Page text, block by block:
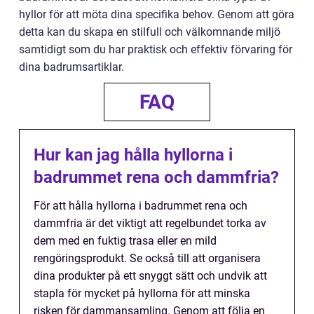
hyllor för att möta dina specifika behov. Genom att göra
detta kan du skapa en stilfull och välkomnande miljö
samtidigt som du har praktisk och effektiv förvaring för
dina badrumsartiklar.
FAQ
Hur kan jag hålla hyllorna i
badrummet rena och dammfria?
För att hålla hyllorna i badrummet rena och
dammfria är det viktigt att regelbundet torka av
dem med en fuktig trasa eller en mild
rengöringsprodukt. Se också till att organisera
dina produkter på ett snyggt sätt och undvik att
stapla för mycket på hyllorna för att minska
risken för dammansamling. Genom att följa en